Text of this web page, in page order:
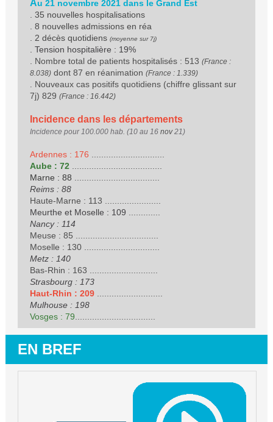
Au 21 novembre 2021 dans le Grand Est
. 35 nouvelles hospitalisations
. 8 nouvelles admissions en réa
. 2 décès quotidiens (moyenne sur 7j)
. Tension hospitalière : 19%
. Nombre total de patients hospitalisés : 513 (France :
8.038) dont 87 en réanimation (France : 1.339)
. Nouveaux cas positifs quotidiens (chiffre glissant sur
7j) 829 (France : 16.442)
Incidence dans les départements
Incidence pour 100.000 hab. (10 au 16 nov21)
Ardennes : 176
Aube : 72
Marne : 88
Reims : 88
Haute-Marne : 113
Meurthe et Moselle : 109
Nancy : 114
Meuse : 85
Moselle : 130
Metz : 140
Bas-Rhin : 163
Strasbourg : 173
Haut-Rhin : 209
Mulhouse : 198
Vosges : 79
EN BREF